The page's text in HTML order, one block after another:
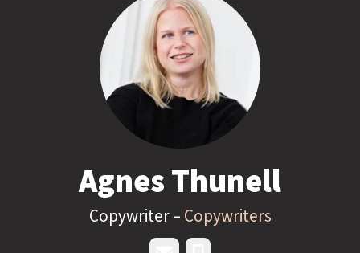
Agnes Thunell
Copywriter – Copywriters